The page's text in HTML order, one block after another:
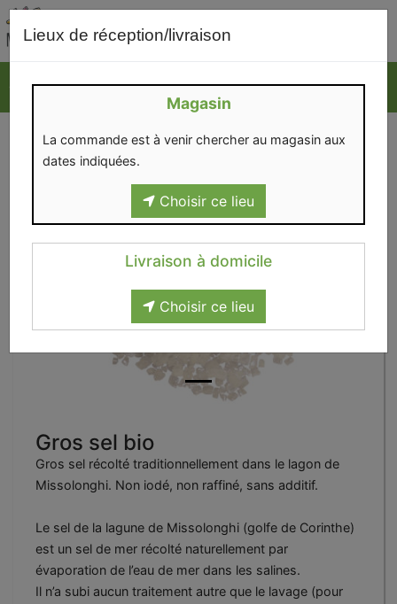
Lieux de réception/livraison
Magasin
La commande est à venir chercher au magasin aux
dates indiquées.
Choisir ce lieu
Livraison à domicile
Choisir ce lieu
Gros sel bio
Gros sel récolté traditionnellement dans le lagon de
Missolonghi. Non iodé, non raffiné, sans additif.
Le sel de la lagune de Missolonghi (golfe de Corinthe)
est un sel de mer récolté naturellement par
évaporation de l’eau de mer dans les salines.
Il n’a subi aucun traitement autre que le lavage (pour